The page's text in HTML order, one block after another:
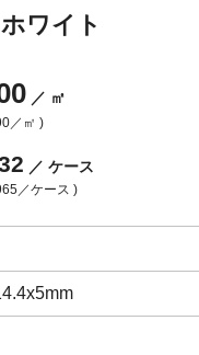
ワイト
／ ㎡
／㎡ )
／ ケース
／ケース )